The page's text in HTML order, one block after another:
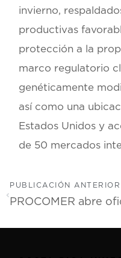
invierno,
productivas
protección a la
marco regulatorio
genéticamente
así como una
Estados Unidos y
de 50 mercados
PUBLICACIÓN ANTERIOR